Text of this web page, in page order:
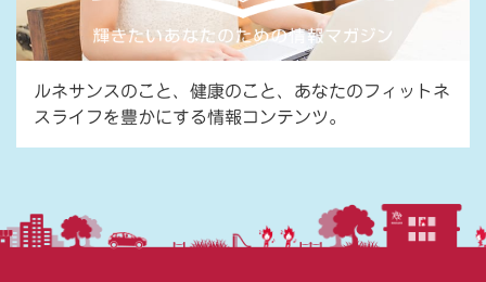
ルネサンスのこと、健康のこと、あなたのフィットネ
スライフを豊かにする情報コンテンツ。